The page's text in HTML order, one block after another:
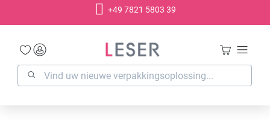
+49 7821 5803 39